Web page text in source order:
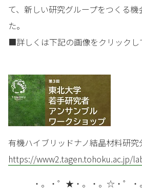
て、新しい研究グループをつくる
た。
■詳しくは下記の画像をクリックし
有機ハイブリッドナノ結晶材料研
https://www2.tagen.tohoku.ac.jp/
・。・゜★・。・。☆・゜・。